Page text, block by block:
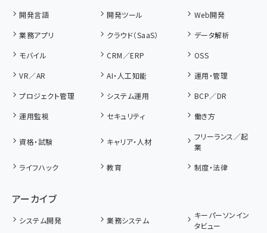
開発言語
開発ツール
Web開発
業務アプリ
クラウド（SaaS）
データ解析
モバイル
CRM／ERP
OSS
VR／AR
AI・人工知能
運用・管理
プロジェクト管理
システム運用
BCP／DR
運用監視
セキュリティ 働き方
資格・試験 キャリア・人材
フリーランス／起
業
ライフハック
教育 制度・法律
アーカイブ
システム開発 業務システム
キーパーソンイン
タビュー